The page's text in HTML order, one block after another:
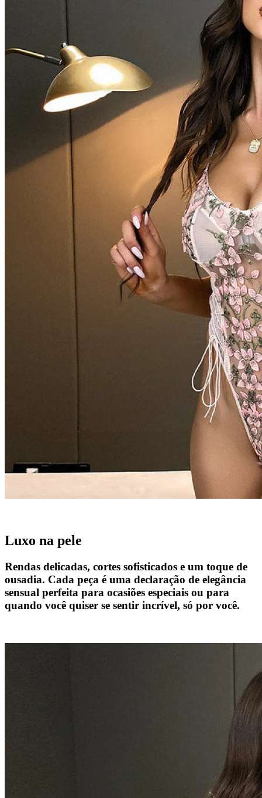
Luxo na pele
Rendas delicadas, cortes sofisticados e um toque de
ousadia. Cada peça é uma declaração de elegância
sensual perfeita para ocasiões especiais ou para
quando você quiser se sentir incrível, só por você.